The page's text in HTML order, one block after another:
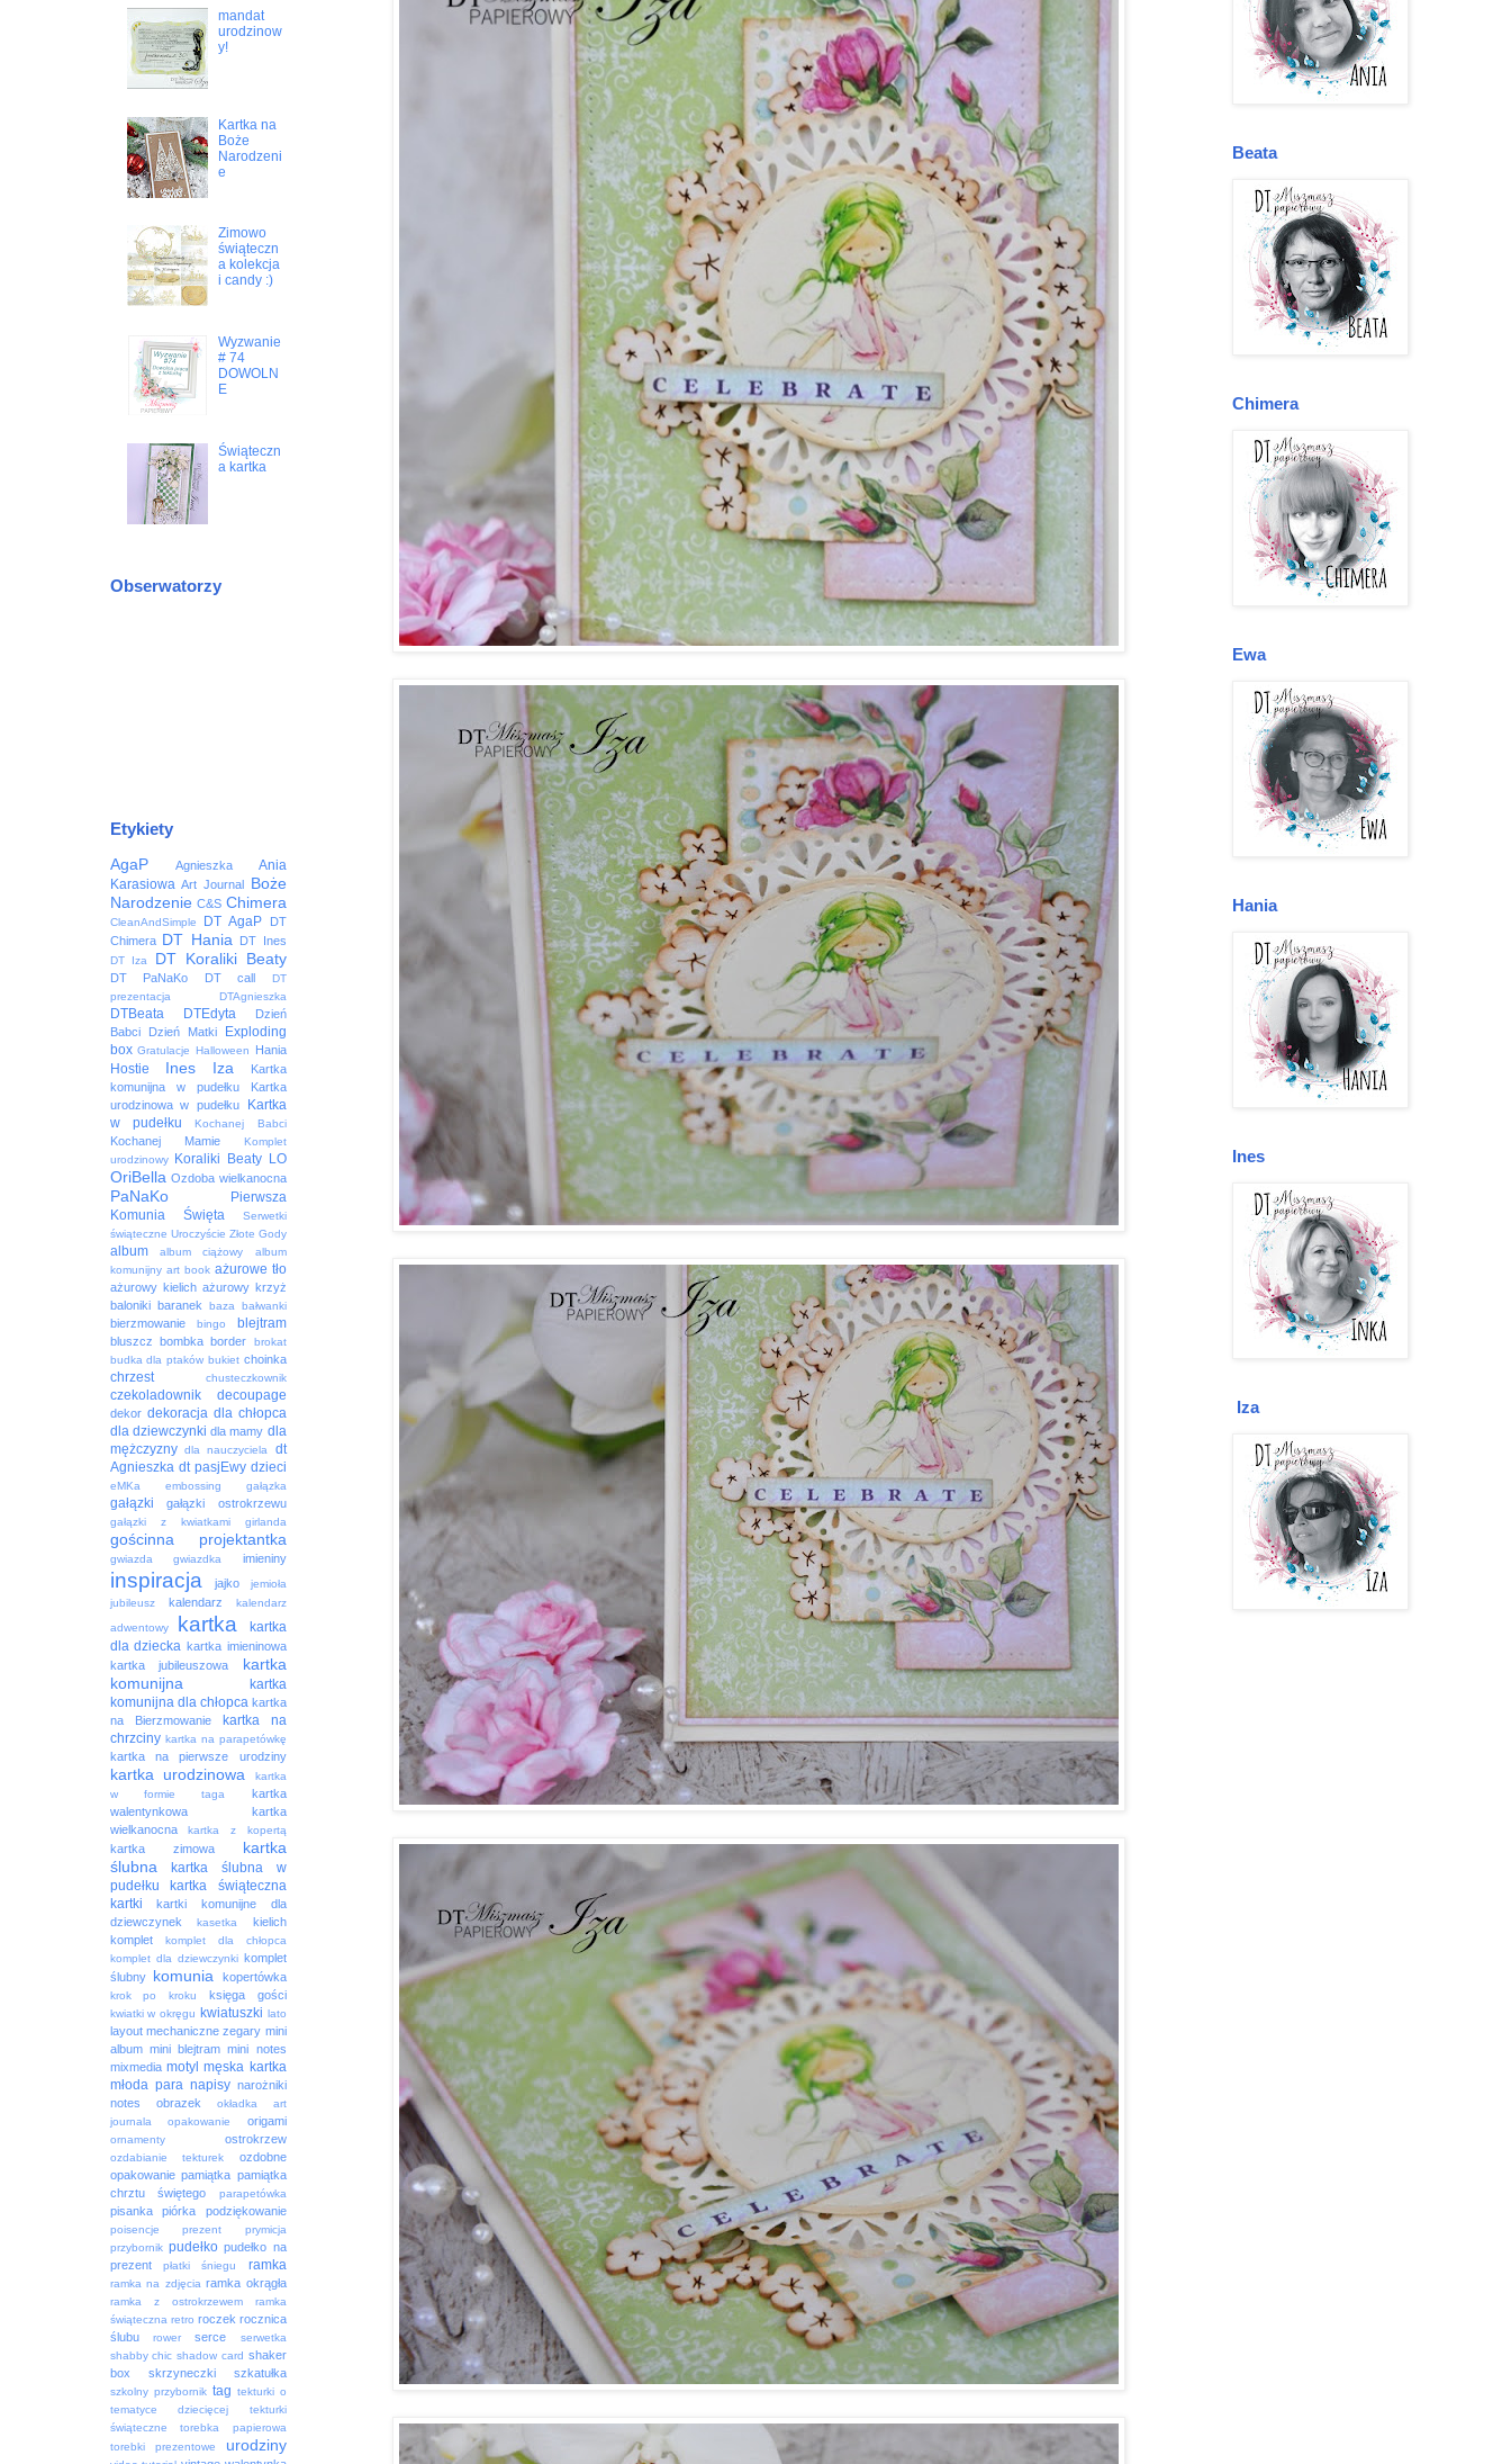
mandat
urodzinow
y!
Kartka na
Boże
Narodzeni
e
Zimowo
świąteczn
a kolekcja
i candy :)
Wyzwanie
# 74
DOWOLN
E
Świąteczn
a kartka
Obserwatorzy
Etykiety
AgaP Agnieszka
Ania
Karasiowa Art Journal
Boże
Narodzenie C&S Chimera
CleanAndSimple DT AgaP
DT
Chimera DT Hania DT Ines
DT Iza DT Koraliki Beaty
DT PaNaKo DT call
DT
prezentacja
DTAgnieszka
DTBeata DTEdyta
Dzień
Babci
Dzień Matki
Exploding
box Gratulacje Halloween Hania
Hostie Ines Iza
Kartka
komunijna w pudełku
Kartka
urodzinowa w pudełku
Kartka
w pudełku
Kochanej Babci
Kochanej Mamie
Komplet
urodzinowy
Koraliki Beaty LO
OriBella Ozdoba wielkanocna
PaNaKo
Pierwsza
Komunia Święta
Serwetki
świąteczne Uroczyście Złote Gody
album album ciążowy
album
komunijny art book ażurowe tło
ażurowy kielich ażurowy krzyż
baloniki
baranek baza bałwanki
bierzmowanie bingo blejtram
bluszcz bombka border
brokat
budka dla ptaków bukiet choinka
chrzest chusteczkownik
czekoladownik decoupage
dekor dekoracja dla chłopca
dla dziewczynki dla mamy dla
mężczyzny dla nauczyciela
dt
Agnieszka dt pasjEwy dzieci
eMKa embossing gałązka
gałązki gałązki ostrokrzewu
gałązki z kwiatkami girlanda
gościnna projektantka
gwiazda gwiazdka imieniny
inspiracja jajko
jemioła
jubileusz
kalendarz
kalendarz
adwentowy
kartka
kartka
dla dziecka kartka imieninowa
kartka jubileuszowa
kartka
komunijna
kartka
komunijna dla chłopca kartka
na Bierzmowanie
kartka na
chrzciny kartka na parapetówkę
kartka na pierwsze urodziny
kartka urodzinowa
kartka
w formie taga
kartka
walentynkowa
kartka
wielkanocna
kartka z kopertą
kartka zimowa
kartka
ślubna
kartka ślubna w
pudełku
kartka świąteczna
kartki
kartki komunijne dla
dziewczynek
kasetka
kielich
komplet
komplet dla chłopca
komplet dla dziewczynki komplet
ślubny
komunia kopertówka
krok po kroku księga gości
kwiatki w okręgu kwiatuszki lato
layout mechaniczne zegary mini
album mini blejtram mini notes
mixmedia motyl męska kartka
młoda para napisy narożniki
notes
obrazek
okładka art
journala
opakowanie origami
ornamenty ostrokrzew
ozdabianie tekturek
ozdobne
opakowanie pamiątka pamiątka
chrztu świętego
parapetówka
pisanka piórka podziękowanie
poisencje prezent
prymicja
przybornik pudełko pudełko na
prezent
płatki śniegu ramka
ramka na zdjęcia ramka okrągła
ramka z ostrokrzewem
ramka
świąteczna retro roczek rocznica
ślubu
rower serce
serwetka
shabby chic shadow card shaker
box
skrzyneczki szkatułka
szkolny przybornik tag tekturki o
tematyce dziecięcej
tekturki
świąteczne
torebka papierowa
torebki prezentowe
urodziny
Beata
Chimera
Ewa
Hania
Ines
Iza